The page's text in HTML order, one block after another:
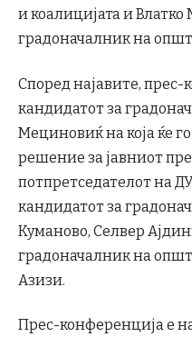
и коалицијата и
градоначалник на
Според најавите,
кандидатот за
Мециновиќ на која ќе
решение за јавниот
потпретседателот на
кандидатот за
Куманово, Селвер
градоначалник на
Азизи.
Прес-конференција е